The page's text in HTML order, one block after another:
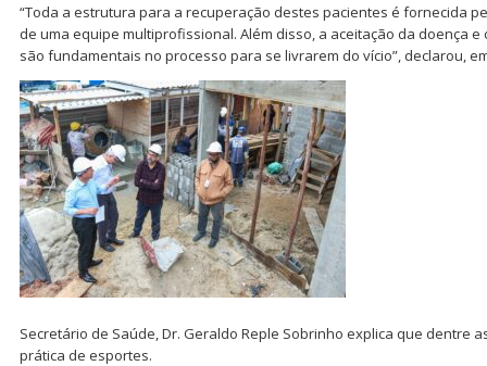
“Toda a estrutura para a recuperação destes pacientes é fornecida
de uma equipe multiprofissional. Além disso, a aceitação da doença
são fundamentais no processo para se livrarem do vício”, declarou,
Secretário de Saúde, Dr. Geraldo Reple Sobrinho explica que dentre
prática de esportes.